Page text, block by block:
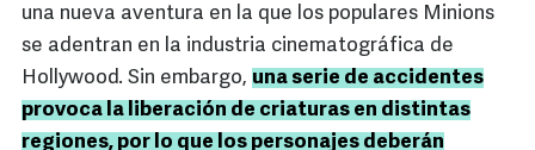
una nueva aventura en la que los populares Minions
se adentran en la industria cinematográfica de
Hollywood. Sin embargo, una serie de accidentes
provoca la liberación de criaturas en distintas
regiones, por lo que los personajes deberán